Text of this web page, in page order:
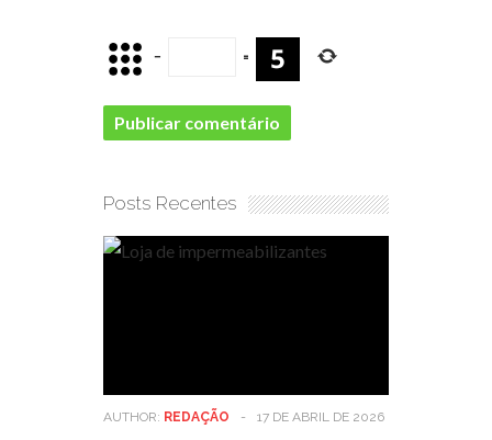
− =
Posts Recentes
AUTHOR: REDAÇÃO - 17 DE ABRIL DE 2026